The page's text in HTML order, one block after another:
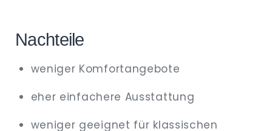
Nachteile
weniger Komfortangebote
eher einfachere Ausstattung
weniger geeignet für klassischen